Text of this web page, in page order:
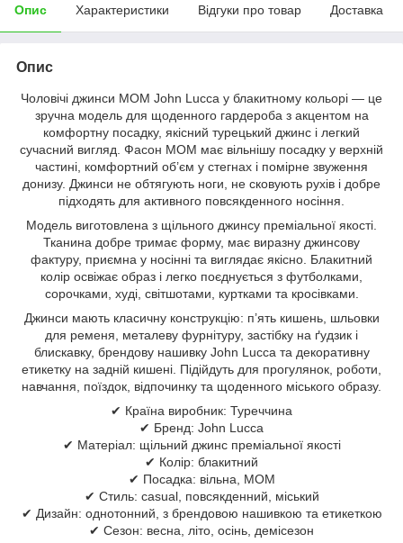
Опис Характеристики Відгуки про товар Доставка
Опис
Чоловічі джинси MOM John Lucca у блакитному кольорі — це
зручна модель для щоденного гардероба з акцентом на
комфортну посадку, якісний турецький джинс і легкий
сучасний вигляд. Фасон MOM має вільнішу посадку у верхній
частині, комфортний об’єм у стегнах і помірне звуження
донизу. Джинси не обтягують ноги, не сковують рухів і добре
підходять для активного повсякденного носіння.
Модель виготовлена з щільного джинсу преміальної якості.
Тканина добре тримає форму, має виразну джинсову
фактуру, приємна у носінні та виглядає якісно. Блакитний
колір освіжає образ і легко поєднується з футболками,
сорочками, худі, світшотами, куртками та кросівками.
Джинси мають класичну конструкцію: п’ять кишень, шльовки
для ременя, металеву фурнітуру, застібку на ґудзик і
блискавку, брендову нашивку John Lucca та декоративну
етикетку на задній кишені. Підійдуть для прогулянок, роботи,
навчання, поїздок, відпочинку та щоденного міського образу.
✔ Країна виробник: Туреччина
✔ Бренд: John Lucca
✔ Матеріал: щільний джинс преміальної якості
✔ Колір: блакитний
✔ Посадка: вільна, MOM
✔ Стиль: casual, повсякденний, міський
✔ Дизайн: однотонний, з брендовою нашивкою та етикеткою
✔ Сезон: весна, літо, осінь, демісезон